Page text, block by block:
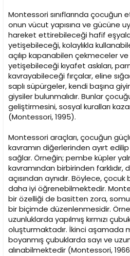
Montessori sınıflarında çocuğun
onun vücut yapısına ve gücüne
hareket ettirebileceği hafif
yetişebileceği, kolaylıkla
açılıp kapanabilen çekmeceler
yetişebileceği kıyafet askıları,
kavrayabileceği fırçalar, eline
saplı süpürgeler, kendi başına
giysiler bulunmalıdır. Bunlar
geliştirmesini, sosyal kuralları
(Montessori, 1995).
Montessori araçları, çocuğun
kavramın diğerlerinden ayırt
sağlar. Örneğin; pembe küpler
kavramından birbirinden farklıdır,
açısından aynıdır. Böylece, çocuk
daha iyi öğrenebilmektedir.
bir özelliği de basitten zora,
bir biçimde düzenlenmesidir.
uzunluklarda yapılmış kırmızı
oluşturmaktadır. İkinci aşamada
boyanmış çubuklarda sayı ve
alınabilmektedir (Montessori,